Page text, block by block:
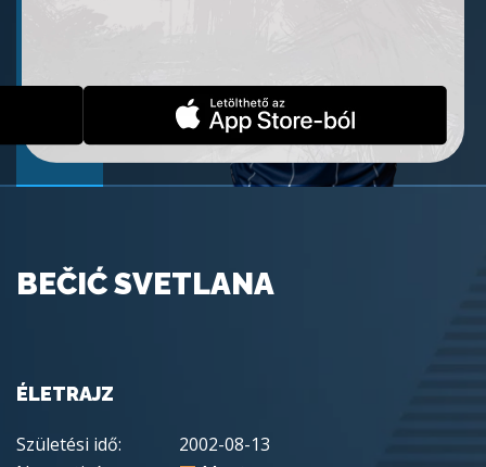
BEČIĆ SVETLANA
ÉLETRAJZ
Születési idő:
2002-08-13